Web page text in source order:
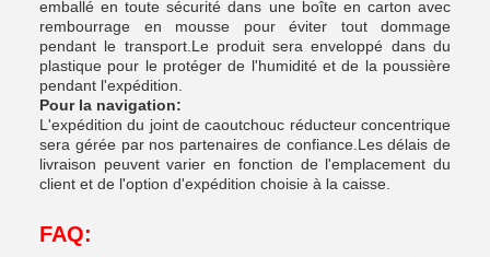
emballé en toute sécurité dans une boîte en carton avec
rembourrage en mousse pour éviter tout dommage
pendant le transport.Le produit sera enveloppé dans du
plastique pour le protéger de l'humidité et de la poussière
pendant l'expédition.
Pour la navigation:
L'expédition du joint de caoutchouc réducteur concentrique
sera gérée par nos partenaires de confiance.Les délais de
livraison peuvent varier en fonction de l'emplacement du
client et de l'option d'expédition choisie à la caisse.
FAQ: